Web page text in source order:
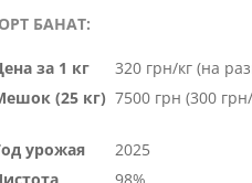
БАНАТ:
за 1 кг
320 грн/кг (на
(25 кг) 7500 грн (300
урожая
2025